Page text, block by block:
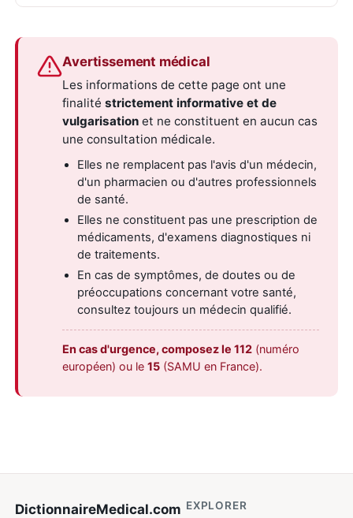
Avertissement médical
Les informations de cette page ont une
finalitéstrictement informative et de
vulgarisation et ne constituent en aucun cas
une consultation médicale.
Elles ne remplacent pas l'avis d'un médecin,
d'un pharmacien ou d'autres professionnels
de santé.
Elles ne constituent pas une prescription de
médicaments, d'examens diagnostiques ni
de traitements.
En cas de symptômes, de doutes ou de
préoccupations concernant votre santé,
consultez toujours un médecin qualifié.
En cas d'urgence, composez le 112 (numéro
européen) ou le15 (SAMU en France).
DictionnaireMedical.com EXPLORER